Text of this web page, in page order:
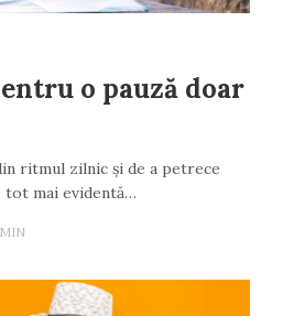
o pauză doar
ritmul zilnic și de a petrece
tot mai evidentă…